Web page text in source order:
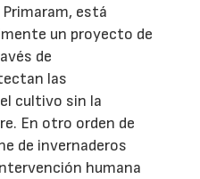
está
un proyecto de
de
las
cultivo sin la
En otro orden de
de invernaderos
humana